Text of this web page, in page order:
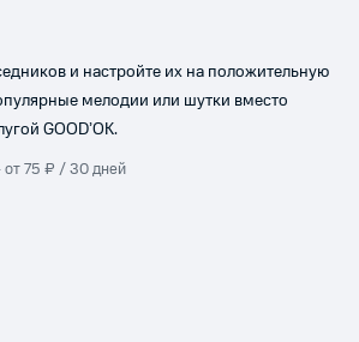
и настройте их на положительную
мелодии или шутки вместо
GOOD’OK.
75 ₽ / 30 дней